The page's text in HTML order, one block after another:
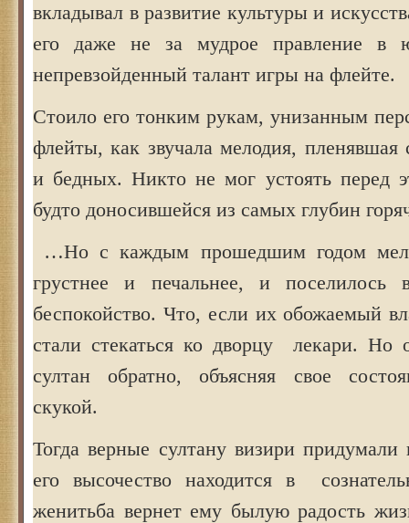
вкладывал в развитие культуры и
его даже не за мудрое правление в
непревзойденный талант игры на флейте.
Стоило его тонким рукам, унизанным
флейты, как звучала мелодия, пленявшая
и бедных. Никто не мог устоять перед
будто доносившейся из самых глубин
…Но с каждым прошедшим годом
грустнее и печальнее, и поселилось
беспокойство. Что, если их обожаемый
стали стекаться ко дворцу лекари.
султан обратно, объясняя свое
скукой.
Тогда верные султану визири
его высочество находится в
женитьба вернет ему былую радость